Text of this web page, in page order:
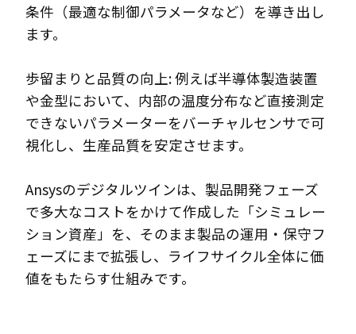
条件（最適な制御パラメータなど）を導き出し
ます。
歩留まりと品質の向上: 例えば半導体製造装置
や金型において、内部の温度分布など直接測定
できないパラメーターをバーチャルセンサで可
視化し、生産品質を安定させます。
Ansysのデジタルツインは、製品開発フェーズ
で多大なコストをかけて作成した「シミュレー
ション資産」を、そのまま製品の運用・保守フ
ェーズにまで拡張し、ライフサイクル全体に価
値をもたらす仕組みです。